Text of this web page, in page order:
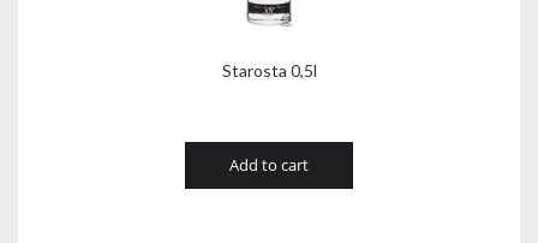
Starosta 0,5l
Add to cart